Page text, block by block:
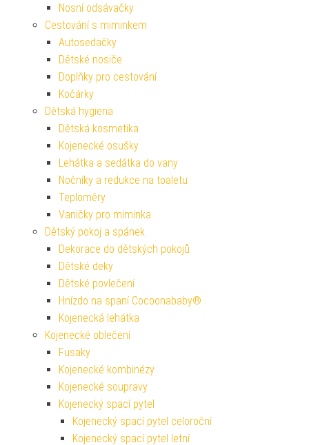
Nosní odsávačky
Cestování s miminkem
Autosedačky
Dětské nosiče
Doplňky pro cestování
Kočárky
Dětská hygiena
Dětská kosmetika
Kojenecké osušky
Lehátka a sedátka do vany
Nočníky a redukce na toaletu
Teploměry
Vaničky pro miminka
Dětský pokoj a spánek
Dekorace do dětských pokojů
Dětské deky
Dětské povlečení
Hnízdo na spaní Cocoonababy®
Kojenecká lehátka
Kojenecké oblečení
Fusaky
Kojenecké kombinézy
Kojenecké soupravy
Kojenecký spací pytel
Kojenecký spací pytel celoroční
Kojenecký spací pytel letní